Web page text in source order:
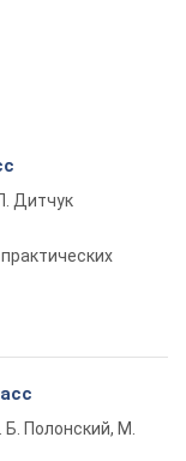
Дитчук
Б. Полонский, М.